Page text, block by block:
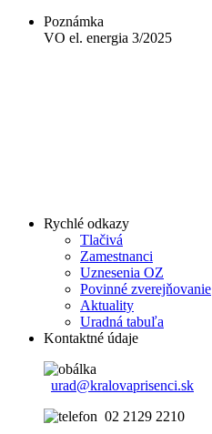
Poznámka
VO el. energia 3/2025
Rychlé odkazy
Tlačivá
Zamestnanci
Uznesenia OZ
Povinné zverejňovanie
Aktuality
Uradná tabuľa
Kontaktné údaje
urad@kralovaprisenci.sk
02 2129 2210